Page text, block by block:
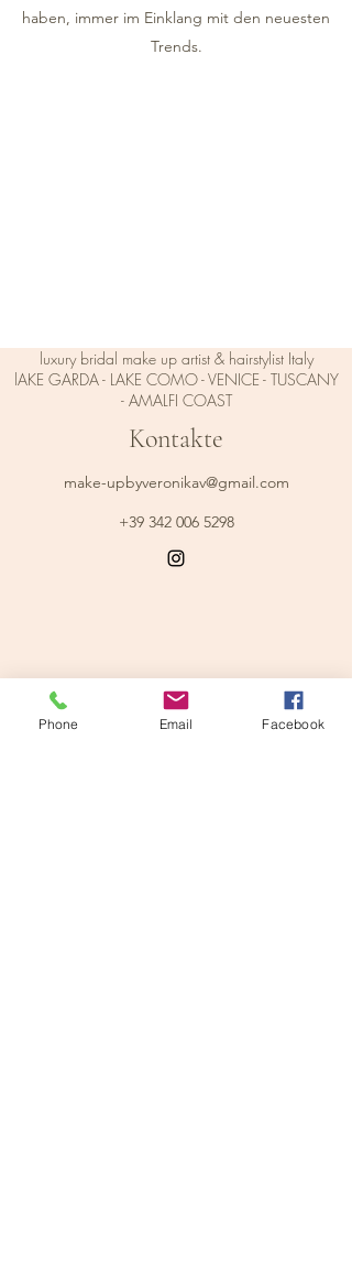
luxury bridal make up artist & hairstylist Italy
lAKE GARDA - LAKE COMO - VENICE - TUSCANY
- AMALFI COAST
Kontakte
make-upbyveronikav@gmail.com
+39 342 006 5298
haben, immer im Einklang mit den neuesten
Trends.
Phone Email Facebook